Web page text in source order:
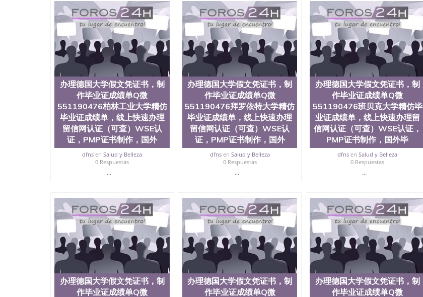
程学院、健康与人类发展学院、信息工程与科学学院、人文学院、护理学院、科学学院等。学校的教育学
院排名在全美前十名，工学院排名在前十五名，且继续攀升中。纽约大学为学生们提供本科、硕士及博士
学位。学校的专业课程包括：会计学、MBA、财务、教育、建筑工程、经济、医学、护理、文学、音乐、
生物学、统计学、美术、电子工程、天文学、农业、环境污染控制、历史、电气工程、生物工程、建筑设
计、工商管理、材料科学、机械工程、航天工程、土木工程、数学、化学、英语、社会科学、心理学、戏
剧、市场营销、机械工程、计算机科学、物理学、人工智能、商科、金融专业 1、客户提供相关材料，确
定客户办理信息，给出操作方案； 2、补充毕业证成绩单等相关材料； 3、留服注册申请账号，付定金；
4、预约递交时间，公司人员陪同客户本人一起去留服递交材料； 5、等待结果，完成结果书留服直接邮寄
给客户 6、客户确认收到结果，付余款。 我们对海外大学及学院的毕业证成绩单所使用的材料，尺寸大
小，防伪结构（包括：水印，阴影底纹，钢印LOGO烫金烫银，LOGO烫金烫银复合重叠。 文字图案浮雕，
激光镭射，紫外荧光，温感，复印防伪）都有原版本文凭对照。质量得到了广大海外客户群体的认可，同
时和海外学校留学中介， 同时能做到与时俱进，及时掌握各大院校的（毕业证，成绩单，资格证，学生
卡，结业证，录取通知书，在读证明等相关材料）的版本更新信息， 能够在时间掌握的海外学历文凭的样
版，尺寸大小，纸张材质，防伪技术等等，并在时间收集到原版实物，以求达到客户的需求。 我们的优
势： 我们在保证合理定价的同时，坚持较高性价比，通过品质和效率不断优化，为您倾情诠释什么是高性
价比。 咨询顾问：Sam q/微信:551190476 Q/微信:551190476办理毕业证成绩单、教育部认证,录取通知
书，雅思，留学回国证明.
认证、留服认证、使馆认证、使馆证明、使馆留学回国人员证明、留学生认证、学历认证、文凭认证学位
认证、留学生学历认证、留学生学位认证、英国文凭学历、美国文凭学历、澳洲文凭学历、加拿大文凭学
历、新西兰学历认证等q:551190476 微信：551190476 圣何塞州立大学毕业证（San Jose State
University）圣何塞州立大学毕业证（San Jose State University）圣何塞州立大学毕业证（San Jose State
University）圣何塞州立大学成绩单（San Jose State University）圣何塞州立大学成绩单（ San Jose State
University）圣何塞州立大学成绩单（San Jose State University）成绩单圣何塞州立大学文凭（San Jose
State University）圣何塞州立大学（San Jose State University）圣何塞州立大学（San Jose State
University）圣何塞州立大学（ San Jose State University）圣何塞州立大学（San Jose State University）
圣何塞州立大学文凭（San Jose State University）圣何塞州立大学文凭（San Jose State University）文凭
圣何塞州立大学文凭（San Jose State University）圣何塞州立大学学历（ San Jose State University）圣何
塞州立大学学历（San Jose State University）圣何塞州立大学学历（San Jose State University）圣 塞州立
办理德国大学假文凭证书，制
作毕业证成绩单Q微
551190476柏林工业大学精仿
毕业证成绩单，线上快速办理
留信网认证（可查）WSE认
证，PMP证书制作，国外
dfns enSalud y Belleza
0 Respuestas
...
办理德国大学假文凭证书，制
作毕业证成绩单Q微
551190476拜罗依特大学精仿
毕业证成绩单，线上快速办理
留信网认证（可查）WSE认
证，PMP证书制作，国外
dfnsen Salud y Belleza
0 Respuestas
...
办理德国大学假文凭证书，制
作毕业证成绩单Q微
551190476班贝克大学精仿毕
业证成绩单，线上快速办理留
信网认证（可查）WSE认证，
PMP证书制作，国外毕
dfns enSalud y Belleza
0 Respuestas
...
办理德国大学假文凭证书，制
作毕业证成绩单Q微
办理德国大学假文凭证书，制
作毕业证成绩单Q微
办理德国大学假文凭证书，制
作毕业证成绩单Q微